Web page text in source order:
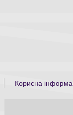
Корисна